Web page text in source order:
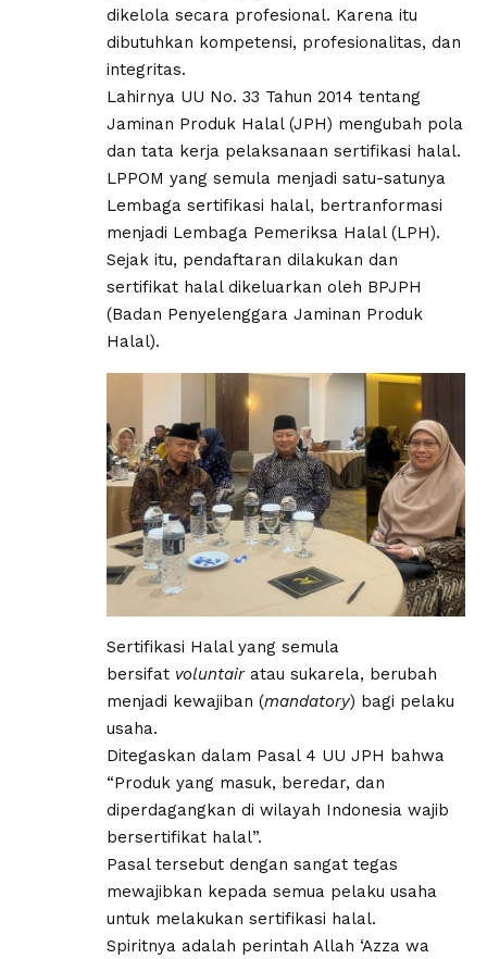
dikelola secara profesional. Karena itu
dibutuhkan kompetensi, profesionalitas, dan
integritas.
Lahirnya UU No. 33 Tahun 2014 tentang
Jaminan Produk Halal (JPH) mengubah pola
dan tata kerja pelaksanaan sertifikasi halal.
LPPOM yang semula menjadi satu-satunya
Lembaga sertifikasi halal, bertranformasi
menjadi Lembaga Pemeriksa Halal (LPH).
Sejak itu, pendaftaran dilakukan dan
sertifikat halal dikeluarkan oleh BPJPH
(Badan Penyelenggara Jaminan Produk
Halal).
Sertifikasi Halal yang semula
bersifat voluntairatau sukarela, berubah
menjadi kewajiban (mandatory) bagi pelaku
usaha.
Ditegaskan dalam Pasal 4 UU JPH bahwa
“Produk yang masuk, beredar, dan
diperdagangkan di wilayah Indonesia wajib
bersertifikat halal”.
Pasal tersebut dengan sangat tegas
mewajibkan kepada semua pelaku usaha
untuk melakukan sertifikasi halal.
Spiritnya adalah perintah Allah ‘Azza wa